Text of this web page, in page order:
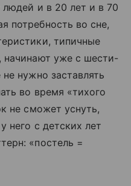
и в 20 лет и в 70
потребность во сне,
типичные
начинают уже с шести-
нужно заставлять
во время «тихого
не сможет уснуть,
него с детских лет
«постель =